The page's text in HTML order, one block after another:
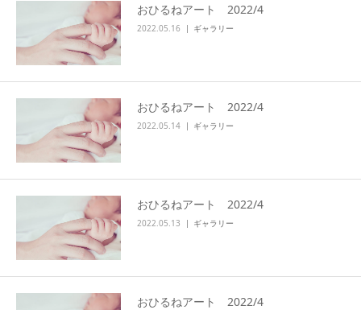
おひるねアート 2022/4
2022.05.16 ギャラリー
おひるねアート 2022/4
2022.05.14 ギャラリー
おひるねアート 2022/4
2022.05.13 ギャラリー
おひるねアート 2022/4